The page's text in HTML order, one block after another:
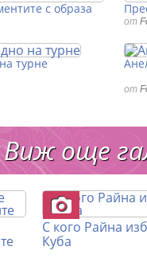
с образа
от
турне
от
Виж още
С кого Райна
Куба